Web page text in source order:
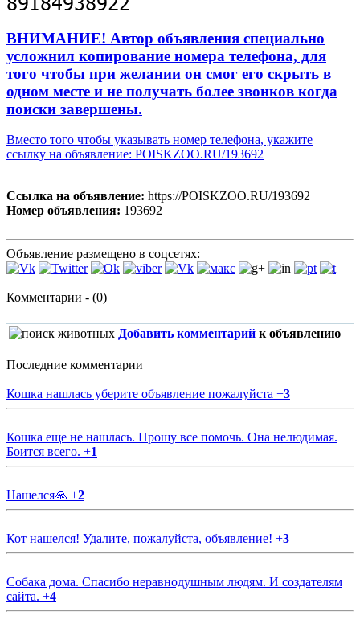
ВНИМАНИЕ! Автор объявления специально
усложнил копирование номера телефона, для
того чтобы при желании он смог его скрыть в
одном месте и не получать более звонков когда
поиски завершены.
Вместо того чтобы указывать номер телефона, укажите
ссылку на объявление: POISKZOO.RU/193692
Ссылка на объявление: https://POISKZOO.RU/193692
Номер объявления: 193692
Объявление размещено в соцсетях:
Комментарии - (0)
Добавить комментарий к объявлению
Последние комментарии
Кошка нашлась уберите объявление пожалуйста +3
Кошка еще не нашлась. Прошу все помочь. Она нелюдимая.
Боится всего. +1
Нашелся🙏 +2
Кот нашелся! Удалите, пожалуйста, объявление! +3
Собака дома. Спасибо неравнодушным людям. И создателям
сайта. +4